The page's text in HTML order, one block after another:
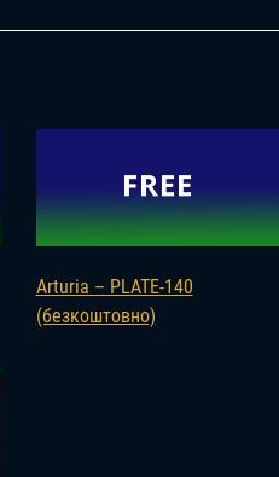
Arturia – PLATE-140
(безкоштовно)